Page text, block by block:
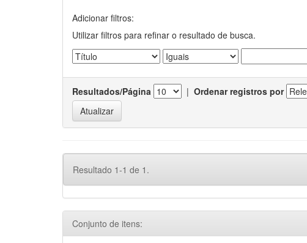
Adicionar filtros:
Utilizar filtros para refinar o resultado de busca.
Resultados/Página | Ordenar registros por
Resultado 1-1 de 1.
Conjunto de itens: